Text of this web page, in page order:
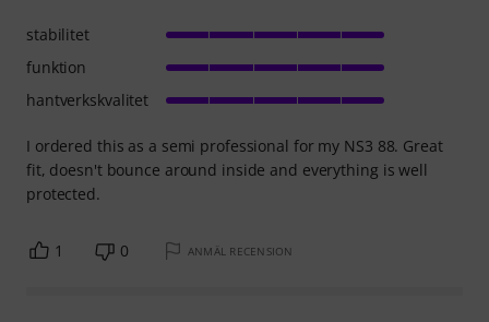
I ordered this as a semi professional for my NS3 88. Great
fit, doesn't bounce around inside and everything is well
protected.
stabilitet
funktion
hantverkskvalitet
1 0 ANMÄL RECENSION